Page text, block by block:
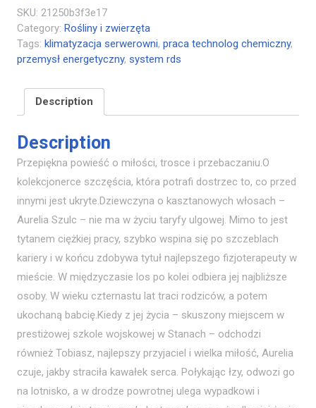
SKU: 21250b3f3e17
Category: Rośliny i zwierzęta
Tags: klimatyzacja serwerowni, praca technolog chemiczny,
przemysł energetyczny, system rds
Description
Description
Przepiękna powieść o miłości, trosce i przebaczaniu.O
kolekcjonerce szczęścia, która potrafi dostrzec to, co przed
innymi jest ukryte.Dziewczyna o kasztanowych włosach –
Aurelia Szulc – nie ma w życiu taryfy ulgowej. Mimo to jest
tytanem ciężkiej pracy, szybko wspina się po szczeblach
kariery i w końcu zdobywa tytuł najlepszego fizjoterapeuty w
mieście. W międzyczasie los po kolei odbiera jej najbliższe
osoby. W wieku czternastu lat traci rodziców, a potem
ukochaną babcię.Kiedy z jej życia – skuszony miejscem w
prestiżowej szkole wojskowej w Stanach – odchodzi
również Tobiasz, najlepszy przyjaciel i wielka miłość, Aurelia
czuje, jakby straciła kawałek serca. Połykając łzy, odwozi go
na lotnisko, a w drodze powrotnej ulega wypadkowi i